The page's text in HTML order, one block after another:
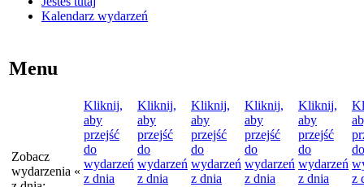
Kalendarz wydarzeń
Menu
Zobacz
wydarzenia «
Kliknij,
aby
przejść
do
wydarzeń
z dnia
Kliknij,
aby
przejść
do
wydarzeń
z dnia
Kliknij,
aby
przejść
do
wydarzeń
z dnia
Kliknij,
aby
przejść
do
wydarzeń
z dnia
Kliknij,
aby
przejść
do
wydarzeń
z dnia
do
z